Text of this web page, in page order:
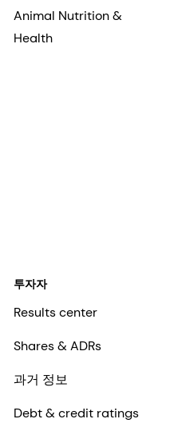
Animal Nutrition &
Health
투자자
Results center
Shares & ADRs
과거 정보
Debt & credit ratings